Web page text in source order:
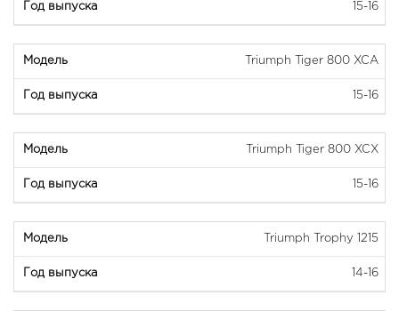
15-16
Triumph Tiger 800 XCA
15-16
Triumph Tiger 800 XCX
15-16
Triumph Trophy 1215
14-16